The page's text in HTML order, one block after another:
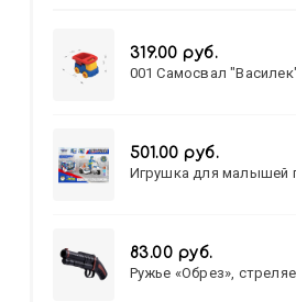
319.00 руб.
001 Самосвал
501.00 руб.
Игрушка для малышей
83.00 руб.
Ружье «Обрез»,